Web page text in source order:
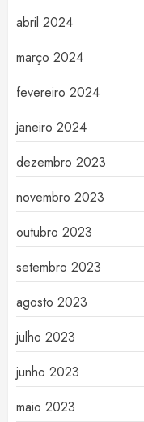
abril 2024
março 2024
fevereiro 2024
janeiro 2024
dezembro 2023
novembro 2023
outubro 2023
setembro 2023
agosto 2023
julho 2023
junho 2023
maio 2023